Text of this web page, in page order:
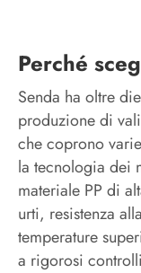
Perché
Senda ha oltre
produzione di
che coprono
la tecnologia dei
materiale PP di
urti, resistenza
temperature
a rigorosi